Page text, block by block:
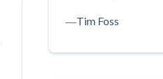
―Tim Foss